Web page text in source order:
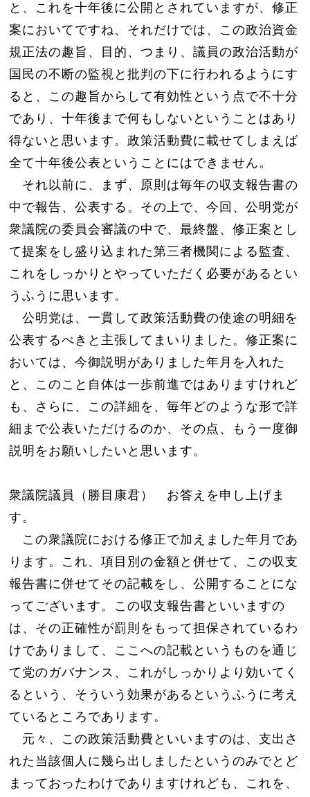
と、これを十年後に公開とされていますが、修正
案においてですね、それだけでは、この政治資金
規正法の趣旨、目的、つまり、議員の政治活動が
国民の不断の監視と批判の下に行われるようにす
ると、この趣旨からして有効性という点で不十分
であり、十年後まで何もしないということはあり
得ないと思います。政策活動費に載せてしまえば
全て十年後公表ということにはできません。
それ以前に、まず、原則は毎年の収支報告書の
中で報告、公表する。その上で、今回、公明党が
衆議院の委員会審議の中で、最終盤、修正案とし
て提案をし盛り込まれた第三者機関による監査、
これをしっかりとやっていただく必要があるとい
うふうに思います。
公明党は、一貫して政策活動費の使途の明細を
公表するべきと主張してまいりました。修正案に
おいては、今御説明がありました年月を入れた
と、このこと自体は一歩前進ではありますけれど
も、さらに、この詳細を、毎年どのような形で詳
細まで公表いただけるのか、その点、もう一度御
説明をお願いしたいと思います。
衆議院議員（勝目康君） お答えを申し上げま
す。
この衆議院における修正で加えました年月であ
ります。これ、項目別の金額と併せて、この収支
報告書に併せてその記載をし、公開することにな
ってございます。この収支報告書といいますの
は、その正確性が罰則をもって担保されているわ
けでありまして、ここへの記載というものを通じ
て党のガバナンス、これがしっかりより効いてく
るという、そういう効果があるというふうに考え
ているところであります。
元々、この政策活動費といいますのは、支出さ
れた当該個人に幾ら出しましたというのみでとど
まっておったわけでありますけれども、これを、